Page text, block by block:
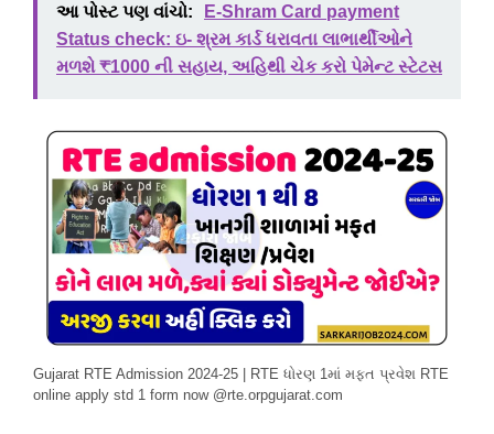
આ પોસ્ટ પણ વાંચો:
E-Shram Card payment
Status check: ઇ- શ્રમ કાર્ડ ધરાવતા લાભાર્થીઓને
મળશે ₹1000 ની સહાય, અહિથી ચેક કરો પેમેન્ટ સ્ટેટસ
Gujarat RTE Admission 2024-25 | RTE ધોરણ 1માં મફત પ્રવેશ RTE
online apply std 1 form now @rte.orpgujarat.com